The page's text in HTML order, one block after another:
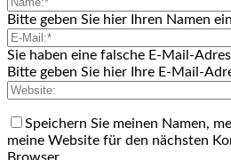
Bitte geben Sie hier Ihren Namen ein
Sie haben eine falsche E-Mail-
Bitte geben Sie hier Ihre E-Mail-
Speichern Sie meinen Namen,
meine Website für den nächsten
Browser.